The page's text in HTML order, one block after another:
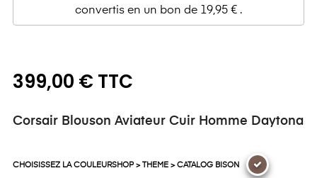
convertis en un bon de 19,95 € .
399,00 € TTC
Corsair Blouson Aviateur Cuir Homme Daytona
CHOISISSEZ LA COULEURSHOP > THEME > CATALOG BISON